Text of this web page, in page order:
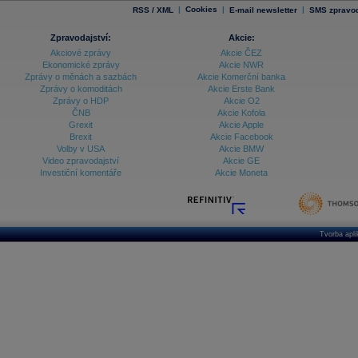
RSS / XML | Cookies | E-mail newsletter | SMS
Zpravodajství:
Akciové zprávy
Ekonomické zprávy
Zprávy o měnách a sazbách
Zprávy o komoditách
Zprávy o HDP
ČNB
Grexit
Brexit
Volby v USA
Video zpravodajství
Investiční komentáře
Akcie:
Akcie ČEZ
Akcie NWR
Akcie Komerční banka
Akcie Erste Bank
Akcie O2
Akcie Kofola
Akcie Apple
Akcie Facebook
Akcie BMW
Akcie GE
Akcie Moneta
Tvorba